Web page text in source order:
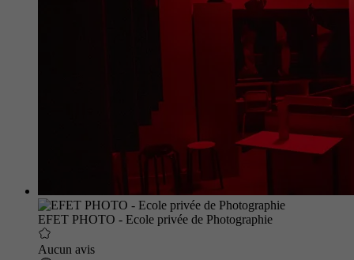
EFET PHOTO - Ecole privée de Photographie
Aucun avis